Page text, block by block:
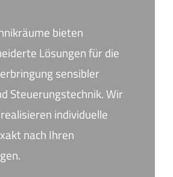
bieten
Lösungen für die
sensibler
Steuerungstechnik. Wir
individuelle
nach Ihren